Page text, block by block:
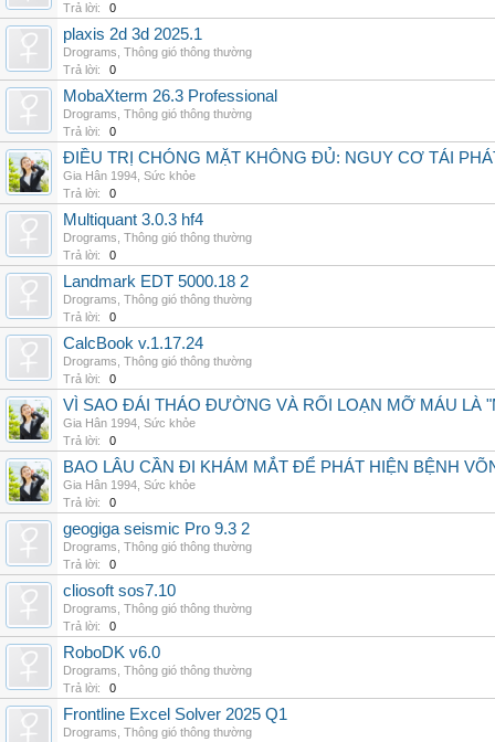
Trả lời:
0
plaxis 2d 3d 2025.1
Drograms Thông gió thông thường
Trả lời:
0
MobaXterm 26.3 Professional
Drograms Thông gió thông thường
Trả lời:
0
ĐIỀU TRỊ CHÓNG MẶT KHÔNG ĐỦ: NGUY CƠ TÁI
Gia Hân 1994 Sức khỏe
Trả lời:
0
Multiquant 3.0.3 hf4
Drograms Thông gió thông thường
Trả lời:
0
Landmark EDT 5000.18 2
Drograms Thông gió thông thường
Trả lời:
0
CalcBook v.1.17.24
Drograms Thông gió thông thường
Trả lời:
0
VÌ SAO ĐÁI THÁO ĐƯỜNG VÀ RỐI LOẠN MỠ MÁU LÀ
Gia Hân 1994 Sức khỏe
Trả lời:
0
BAO LÂU CẦN ĐI KHÁM MẮT ĐỂ PHÁT HIỆN BỆNH
Gia Hân 1994 Sức khỏe
Trả lời:
0
geogiga seismic Pro 9.3 2
Drograms Thông gió thông thường
Trả lời:
0
cliosoft sos7.10
Drograms Thông gió thông thường
Trả lời:
0
RoboDK v6.0
Drograms Thông gió thông thường
Trả lời:
0
Frontline Excel Solver 2025 Q1
Drograms Thông gió thông thường